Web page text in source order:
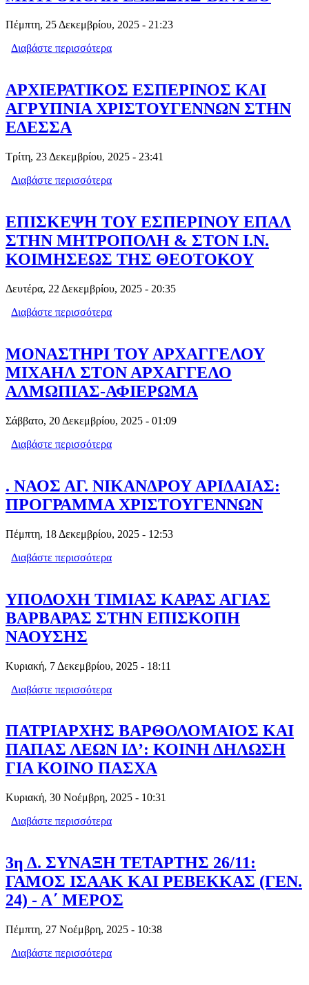
Πέμπτη, 25 Δεκεμβρίου, 2025 - 21:23
Διαβάστε περισσότερα
ΑΡΧΙΕΡΑΤΙΚΟΣ ΕΣΠΕΡΙΝΟΣ ΚΑΙ
ΑΓΡΥΠΝΙΑ ΧΡΙΣΤΟΥΓΕΝΝΩΝ ΣΤΗΝ
ΕΔΕΣΣΑ
Τρίτη, 23 Δεκεμβρίου, 2025 - 23:41
Διαβάστε περισσότερα
ΕΠΙΣΚΕΨΗ ΤΟΥ ΕΣΠΕΡΙΝΟΥ ΕΠΑΛ
ΣΤΗΝ ΜΗΤΡΟΠΟΛΗ & ΣΤΟΝ Ι.Ν.
ΚΟΙΜΗΣΕΩΣ ΤΗΣ ΘΕΟΤΟΚΟΥ
Δευτέρα, 22 Δεκεμβρίου, 2025 - 20:35
Διαβάστε περισσότερα
ΜΟΝΑΣΤΗΡΙ ΤΟΥ ΑΡΧΑΓΓΕΛΟΥ
ΜΙΧΑΗΛ ΣΤΟΝ ΑΡΧΑΓΓΕΛΟ
ΑΛΜΩΠΙΑΣ-ΑΦΙΕΡΩΜΑ
Σάββατο, 20 Δεκεμβρίου, 2025 - 01:09
Διαβάστε περισσότερα
. ΝΑΟΣ ΑΓ. ΝΙΚΑΝΔΡΟΥ ΑΡΙΔΑΙΑΣ:
ΠΡΟΓΡΑΜΜΑ ΧΡΙΣΤΟΥΓΕΝΝΩΝ
Πέμπτη, 18 Δεκεμβρίου, 2025 - 12:53
Διαβάστε περισσότερα
ΥΠΟΔΟΧΗ ΤΙΜΙΑΣ ΚΑΡΑΣ ΑΓΙΑΣ
ΒΑΡΒΑΡΑΣ ΣΤΗΝ ΕΠΙΣΚΟΠΗ
ΝΑΟΥΣΗΣ
Κυριακή, 7 Δεκεμβρίου, 2025 - 18:11
Διαβάστε περισσότερα
ΠΑΤΡΙΑΡΧΗΣ ΒΑΡΘΟΛΟΜΑΙΟΣ ΚΑΙ
ΠΑΠΑΣ ΛΕΩΝ ΙΔ’: ΚΟΙΝΗ ΔΗΛΩΣΗ
ΓΙΑ ΚΟΙΝΟ ΠΑΣΧΑ
Κυριακή, 30 Νοέμβρη, 2025 - 10:31
Διαβάστε περισσότερα
3η Δ. ΣΥΝΑΞΗ ΤΕΤΑΡΤΗΣ 26/11:
ΓΑΜΟΣ ΙΣΑΑΚ ΚΑΙ ΡΕΒΕΚΚΑΣ (ΓΕΝ.
24) - Α΄ ΜΕΡΟΣ
Πέμπτη, 27 Νοέμβρη, 2025 - 10:38
Διαβάστε περισσότερα